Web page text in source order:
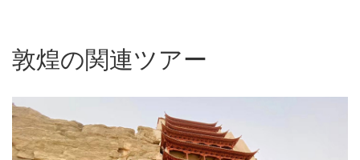
敦煌の関連ツアー